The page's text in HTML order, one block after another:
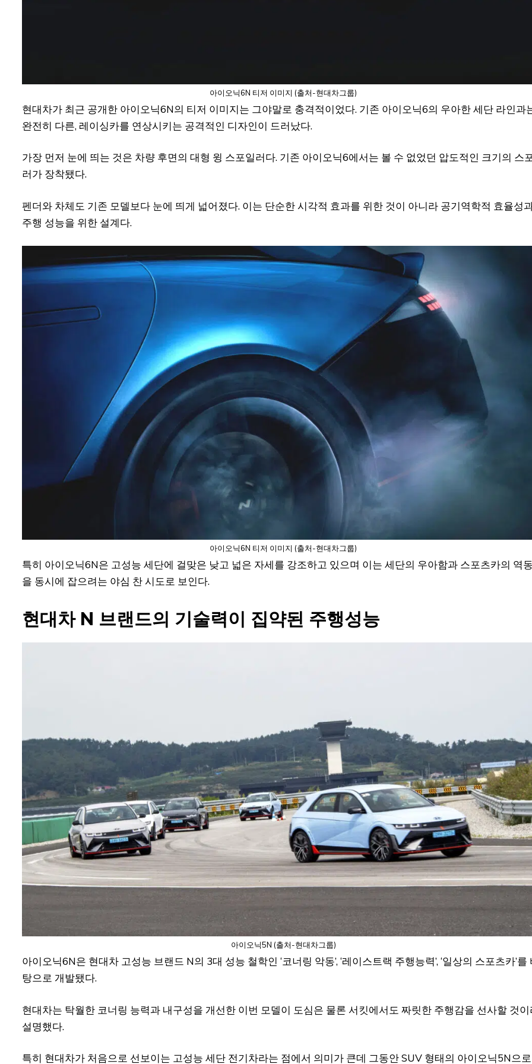
아이오닉6N 티저 이미지 (출처-현대차그룹)
현대차가 최근 공개한 아이오닉6N의 티저 이미지는 그야말로 충격적이었다. 기존 아이오닉6의 우아한 세단 라인과
완전히 다른, 레이싱카를 연상시키는 공격적인 디자인이 드러났다.
가장 먼저 눈에 띄는 것은 차량 후면의 대형 윙 스포일러다. 기존 아이오닉6에서는 볼 수 없었던 압도적인 크기의 스
러가 장착됐다.
펜더와 차체도 기존 모델보다 눈에 띄게 넓어졌다. 이는 단순한 시각적 효과를 위한 것이 아니라 공기역학적 효율성
주행 성능을 위한 설계다.
아이오닉6N 티저 이미지 (출처-현대차그룹)
특히 아이오닉6N은 고성능 세단에 걸맞은 낮고 넓은 자세를 강조하고 있으며 이는 세단의 우아함과 스포츠카의 역
을 동시에 잡으려는 야심 찬 시도로 보인다.
현대차 N 브랜드의 기술력이 집약된 주행성능
아이오닉5N (출처-현대차그룹)
아이오닉6N은 현대차 고성능 브랜드 N의 3대 성능 철학인 ‘코너링 악동’, ‘레이스트랙 주행능력’, ‘일상의 스포츠카’를
탕으로 개발됐다.
현대차는 탁월한 코너링 능력과 내구성을 개선한 이번 모델이 도심은 물론 서킷에서도 짜릿한 주행감을 선사할 것이
설명했다.
특히 현대차가 처음으로 선보이는 고성능 세단 전기차라는 점에서 의미가 큰데 그동안 SUV 형태의 아이오닉5N으